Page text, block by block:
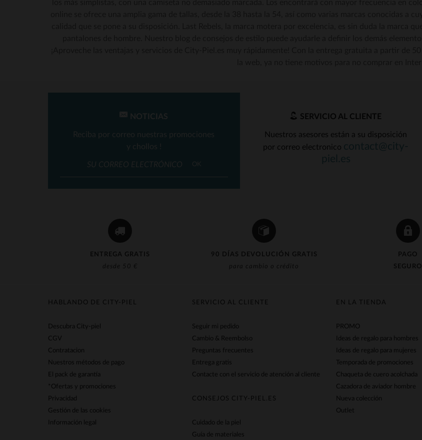
ENTREGA GRATIS
desde 50 €
90 DÍAS DEVOLUCIÓN GRATIS
para cambio o crédito
PAGO
SEGURO
NOTICIAS
Reciba por correo nuestras promociones
y chollos !
OK
SERVICIO AL CLIENTE
Nuestros asesores están a su disposición
por correo electronico
SERVICIO AL CLIENTE
Seguir mi pedido
Cambio & Reembolso
Preguntas frecuentes
Entrega gratis
Contacte con el servicio de atención al cliente
CONSEJOS CITY-PIEL.ES
Cuidado de la piel
Guía de materiales
EN LA TIENDA
PROMO
Ideas de regalo para hombres
Ideas de regalo para mujeres
Temporada de promociones
Chaqueta de cuero acolchada
Cazadora de aviador hombre
Nueva colección
Outlet
HABLANDO DE CITY-PIEL
Descubra City-piel
CGV
Contratacion
Nuestros métodos de pago
El pack de garantía
*Ofertas y promociones
Privacidad
Gestión de las cookies
Información legal